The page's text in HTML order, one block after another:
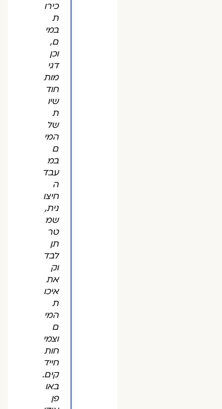
כירו
ת
במי
ם,
וכן
דגי
מות
חוד
שיו
ת
של
המי
ם
במ
עבד
ה
חיצו
נית,
שמ
טר
תן
לבד
וק
את
איכו
ת
המי
ם
וצמי
חות
חייד
קים.
באו
פן